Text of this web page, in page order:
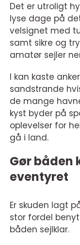
Det er utroligt
lyse dage på
velsignet med
samt sikre og
amatør sejler
I kan kaste
sandstrande
de mange
kyst byder på
oplevelser for
gå i land.
Gør båden
eventyret
Er skuden lagt
stor fordel
båden sejlklar.